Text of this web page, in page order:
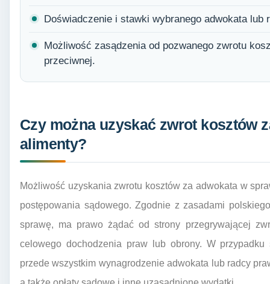
Doświadczenie i stawki wybranego adwokata lub
Możliwość zasądzenia od pozwanego zwrotu
przeciwnej.
Czy można uzyskać zwrot kosztów
alimenty?
Możliwość uzyskania zwrotu kosztów za adwokata w
postępowania sądowego. Zgodnie z zasadami
sprawę, ma prawo żądać od strony przegrywającej
celowego dochodzenia praw lub obrony. W
przede wszystkim wynagrodzenie adwokata lub radcy